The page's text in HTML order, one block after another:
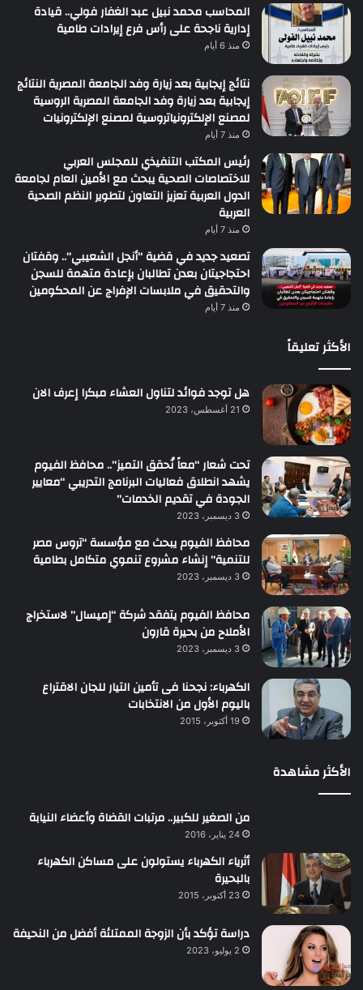
المحاسب محمد نبيل عبد الغفار فولي.. قيادة
إدارية ناجحة على رأس فرع إيرادات طامية
منذ 6 أيام
نتائج إيجابية بعد زيارة وفد الجامعة المصرية النتائج
إيجابية بعد زيارة وفد الجامعة المصرية الروسية
لمصنع الإلكترونياتروسية لمصنع الإلكترونيات
منذ 7 أيام
رئيس المكتب التنفيذي للمجلس العربي
للاختصاصات الصحية يبحث مع الأمين العام لجامعة
الدول العربية تعزيز التعاون لتطوير النظم الصحية
العربية
منذ 7 أيام
تصعيد جديد في قضية “أنجل الشعيبي”.. وقفتان
احتجاجيتان بعدن تطالبان بإعادة متهمة للسجن
والتحقيق في ملابسات الإفراج عن المحكومين
منذ 7 أيام
الأكثر تعليقاً
هل توجد فوائد لتناول العشاء مبكرا إعرف الان
21 أغسطس، 2023
تحت شعار “معاً نُحقق التميز”.. محافظ الفيوم
يشهد انطلاق فعاليات البرنامج التدريبي “معايير
الجودة في تقديم الخدمات”
3 ديسمبر، 2023
محافظ الفيوم يبحث مع مؤسسة “تروس مصر
للتنمية” إنشاء مشروع تنموي متكامل بطامية
3 ديسمبر، 2023
محافظ الفيوم يتفقد شركة “إميسال” لاستخراج
الأملاح من بحيرة قارون
3 ديسمبر، 2023
الكهرباء: نجحنا فى تأمين التيار للجان الاقتراع
باليوم الأول من الانتخابات
19 أكتوبر، 2015
الأكثر مشاهدة
من الصغير للكبير.. مرتبات القضاة وأعضاء النيابة
24 يناير، 2016
أثرياء الكهرباء يستولون على مساكن الكهرباء
بالبحيرة
23 أكتوبر، 2015
دراسة تؤكد بأن الزوجة الممتلئة أفضل من النحيفة
2 يوليو، 2023